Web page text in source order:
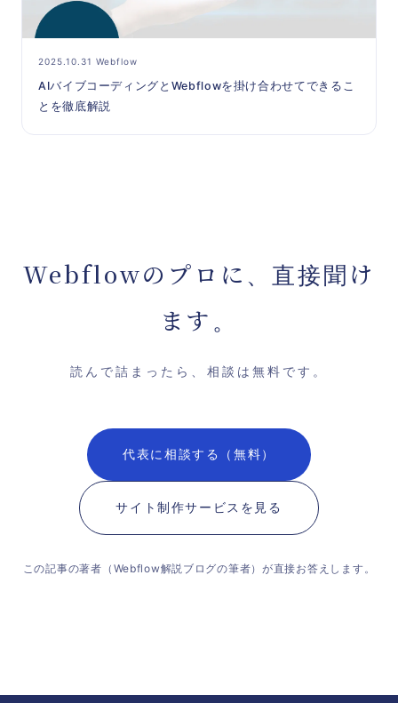
2025.10.31 Webflow
AIバイブコーディングとWebflowを掛け合わせてできるこ
とを徹底解説
Webflowのプロに、直接聞け
ます。
読んで詰まったら、相談は無料です。
代表に相談する（無料）
サイト制作サービスを見る
この記事の著者（Webflow解説ブログの筆者）が直接お答えします。